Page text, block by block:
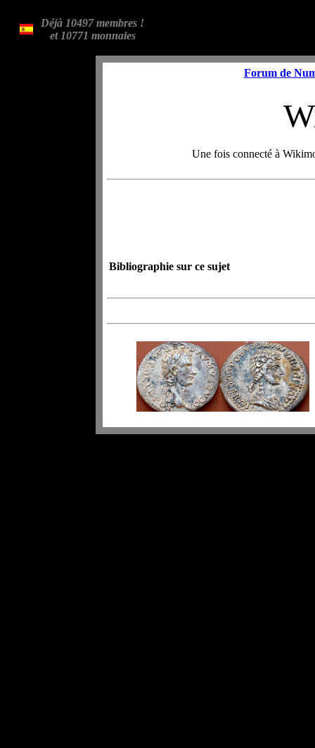
Déjà 10497 membres !
et 10771 monnaies
Forum de
Une fois connecté à
Bibliographie sur ce sujet